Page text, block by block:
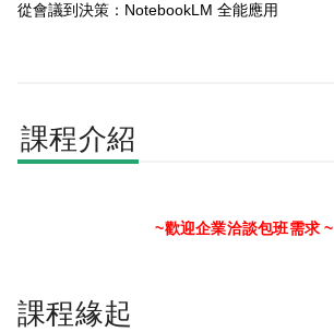
從會議到決策：NotebookLM 全能應用
課程介紹
~歡迎企業洽談包班需求 ~
課程緣起